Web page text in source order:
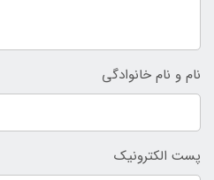
نام و نام خانوادگی
پست الکترونیک